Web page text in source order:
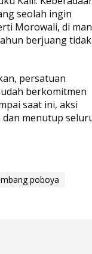
seolah ingin
Morowali, di
berjuang tidak
persatuan
berkomitmen
saat ini, aksi
menutup
poboya